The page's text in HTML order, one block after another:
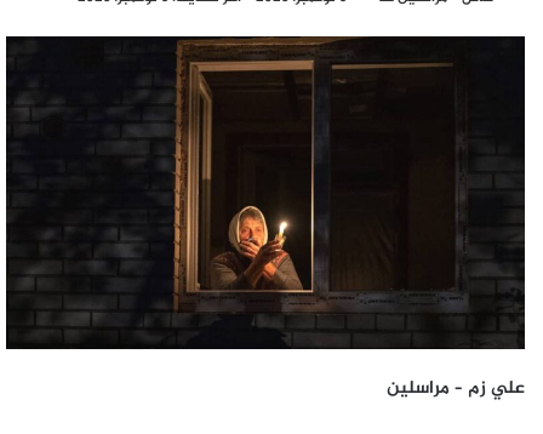
إلكترونيا
علي زم – مراسلين